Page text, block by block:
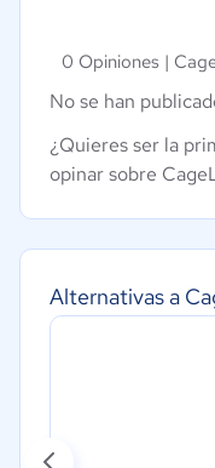
Alternativas a
0 Opiniones |
No se han
¿Quieres ser la
opinar sobre